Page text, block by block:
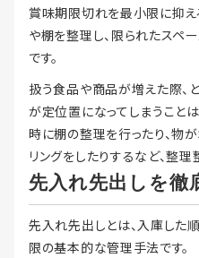
賞味期限切れを最小限に抑
や棚を整理し、限られたスペ
です。
扱う食品や商品が増えた際、
が定位置になってしまうこと
時に棚の整理を行ったり、物
リングをしたりするなど、整理
先入れ先出しを徹
先入れ先出しとは、入庫した
限の基本的な管理手法です。